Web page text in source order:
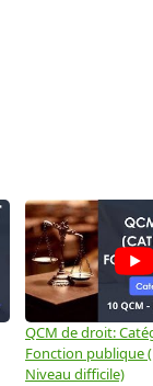
QCM de droit:
Fonction publique
Niveau difficile)